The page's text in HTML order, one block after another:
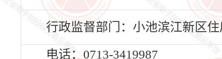
行政监督部门：小池滨江新区
电话：0713-3419987